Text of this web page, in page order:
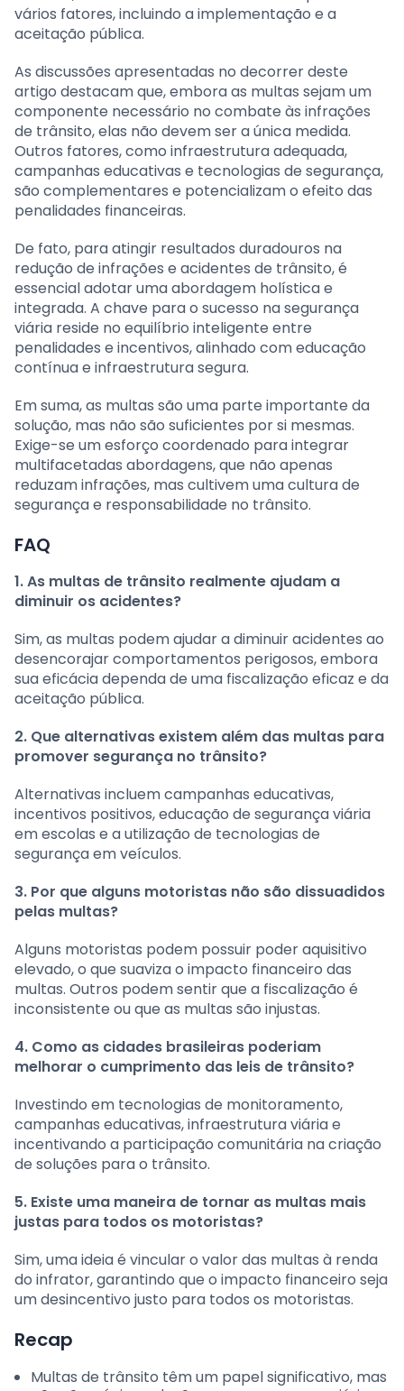
vários fatores, incluindo a implementação e a
aceitação pública.
As discussões apresentadas no decorrer deste
artigo destacam que, embora as multas sejam um
componente necessário no combate às infrações
de trânsito, elas não devem ser a única medida.
Outros fatores, como infraestrutura adequada,
campanhas educativas e tecnologias de segurança,
são complementares e potencializam o efeito das
penalidades financeiras.
De fato, para atingir resultados duradouros na
redução de infrações e acidentes de trânsito, é
essencial adotar uma abordagem holística e
integrada. A chave para o sucesso na segurança
viária reside no equilíbrio inteligente entre
penalidades e incentivos, alinhado com educação
contínua e infraestrutura segura.
Em suma, as multas são uma parte importante da
solução, mas não são suficientes por si mesmas.
Exige-se um esforço coordenado para integrar
multifacetadas abordagens, que não apenas
reduzam infrações, mas cultivem uma cultura de
segurança e responsabilidade no trânsito.
FAQ
1. As multas de trânsito realmente ajudam a
diminuir os acidentes?
Sim, as multas podem ajudar a diminuir acidentes ao
desencorajar comportamentos perigosos, embora
sua eficácia dependa de uma fiscalização eficaz e da
aceitação pública.
2. Que alternativas existem além das multas para
promover segurança no trânsito?
Alternativas incluem campanhas educativas,
incentivos positivos, educação de segurança viária
em escolas e a utilização de tecnologias de
segurança em veículos.
3. Por que alguns motoristas não são dissuadidos
pelas multas?
Alguns motoristas podem possuir poder aquisitivo
elevado, o que suaviza o impacto financeiro das
multas. Outros podem sentir que a fiscalização é
inconsistente ou que as multas são injustas.
4. Como as cidades brasileiras poderiam
melhorar o cumprimento das leis de trânsito?
Investindo em tecnologias de monitoramento,
campanhas educativas, infraestrutura viária e
incentivando a participação comunitária na criação
de soluções para o trânsito.
5. Existe uma maneira de tornar as multas mais
justas para todos os motoristas?
Sim, uma ideia é vincular o valor das multas à renda
do infrator, garantindo que o impacto financeiro seja
um desincentivo justo para todos os motoristas.
Recap
Multas de trânsito têm um papel significativo, mas